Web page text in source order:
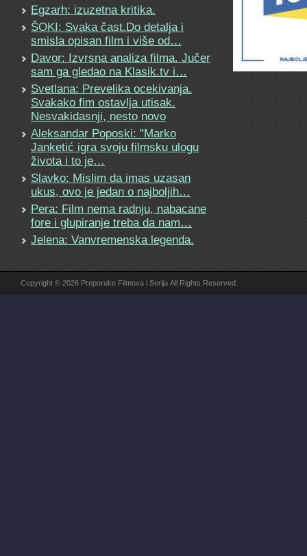
Egzarh: izuzetna kritika.
ŠOKI: Svaka čast.Do detalja i
smisla opisan film i više od…
Davor: Izvrsna analiza filma. Jučer
sam ga gledao na Klasik.tv i…
Svetlana: Prevelika ocekivanja.
Svakako fim ostavlja utisak.
Nesvakidasnji, nesto novo
Aleksandar Poposki: "Marko
Janketić igra svoju filmsku ulogu
života i to je…
Slavko: Mislim da imas uzasan
ukus, ovo je jedan o najboljih…
Pera: Film nema radnju, nabacane
fore i glupiranje treba da nam…
Jelena: Vanvremenska legenda.
Copyright © 2026 Preporuke Filmova i Serija All Rights Reserved.